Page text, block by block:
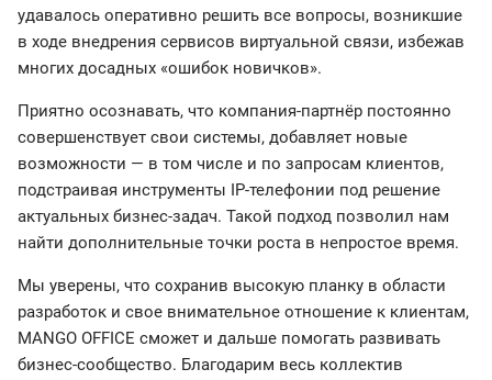
удавалось оперативно решить все вопросы, возникшие
в ходе внедрения сервисов виртуальной связи, избежав
многих досадных «ошибок новичков».
Приятно осознавать, что компания-партнёр постоянно
совершенствует свои системы, добавляет новые
возможности — в том числе и по запросам клиентов,
подстраивая инструменты IP-телефонии под решение
актуальных бизнес-задач. Такой подход позволил нам
найти дополнительные точки роста в непростое время.
Мы уверены, что сохранив высокую планку в области
разработок и свое внимательное отношение к клиентам,
MANGO OFFICE сможет и дальше помогать развивать
бизнес-сообщество. Благодарим весь коллектив